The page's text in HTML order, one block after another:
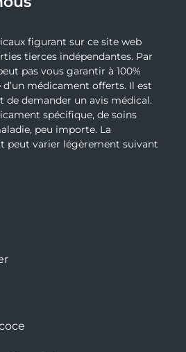
figurant sur ce site web
tierces indépendantes. Par
pas vous garantir à 100%
médicament offerts. Il est
demander un avis médical.
spécifique, de soins
peu importe. La
peut varier légèrement suivant